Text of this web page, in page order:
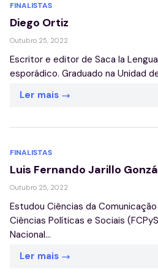
FINALISTAS
Diego Ortiz
Outubro 25, 2022
Escritor e editor de Saca la
esporádico. Graduado na Unidad
Ler mais
FINALISTAS
Luis Fernando Jarillo
Outubro 25, 2022
Estudou Ciências da
Ciências Políticas e Sociais
Nacional...
Ler mais